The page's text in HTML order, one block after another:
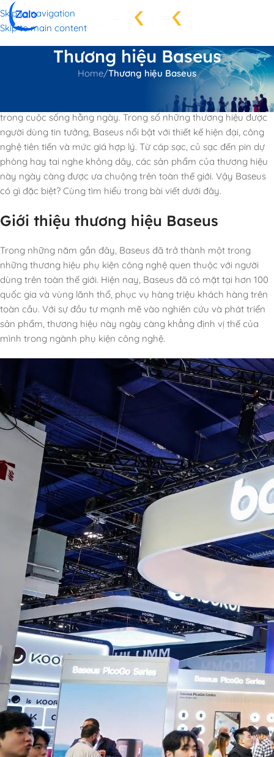
Skip to navigation
Skip to main content
Thương hiệu Baseus
Home/Thương hiệu Baseus
Khi nhu cầu sử dụng thiết bị công nghệ ngày càng tăng, các
phụ kiện chất lượng cũng trở thành vật dụng không thể thiếu
trong cuộc sống hằng ngày. Trong số những thương hiệu được
người dùng tin tưởng, Baseus nổi bật với thiết kế hiện đại, công
nghệ tiên tiến và mức giá hợp lý. Từ cáp sạc, củ sạc đến pin dự
phòng hay tai nghe không dây, các sản phẩm của thương hiệu
này ngày càng được ưa chuộng trên toàn thế giới. Vậy Baseus
có gì đặc biệt? Cùng tìm hiểu trong bài viết dưới đây.
Giới thiệu thương hiệu Baseus
Trong những năm gần đây, Baseus đã trở thành một trong
những thương hiệu phụ kiện công nghệ quen thuộc với người
dùng trên toàn thế giới. Hiện nay, Baseus đã có mặt tại hơn 100
quốc gia và vùng lãnh thổ, phục vụ hàng triệu khách hàng trên
toàn cầu. Với sự đầu tư mạnh mẽ vào nghiên cứu và phát triển
sản phẩm, thương hiệu này ngày càng khẳng định vị thế của
mình trong ngành phụ kiện công nghệ.